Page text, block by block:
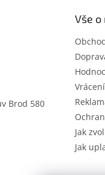
Brod 580
Vše o
Jak
Jak